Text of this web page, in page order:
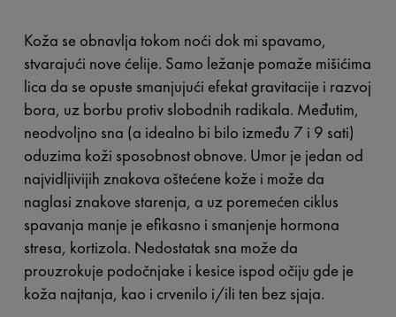
Koža se obnavlja tokom noći dok mi spavamo,
stvarajući nove ćelije. Samo ležanje pomaže mišićima
lica da se opuste smanjujući efekat gravitacije i razvoj
bora, uz borbu protiv slobodnih radikala. Međutim,
neodvoljno sna (a idealno bi bilo između 7 i 9 sati)
oduzima koži sposobnost obnove. Umor je jedan od
najvidljivijih znakova oštećene kože i može da
naglasi znakove starenja, a uz poremećen ciklus
spavanja manje je efikasno i smanjenje hormona
stresa, kortizola. Nedostatak sna može da
prouzrokuje podočnjake i kesice ispod očiju gde je
koža najtanja, kao i crvenilo i/ili ten bez sjaja.